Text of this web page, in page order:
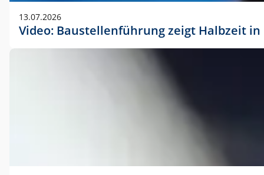
13.07.2026
Video: Baustellenführung zeigt Halbzeit